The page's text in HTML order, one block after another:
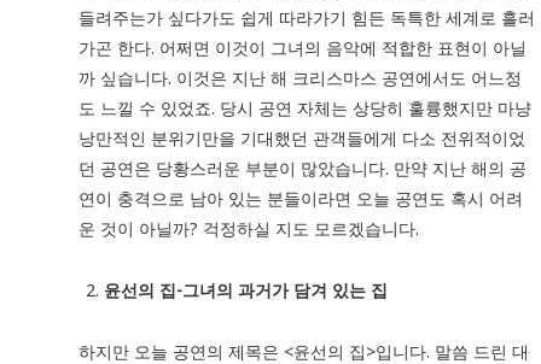
들려주는가 싶다가도 쉽게 따라가기 힘든 독특한 세계로 흘러
가곤 한다. 어쩌면 이것이 그녀의 음악에 적합한 표현이 아닐
까 싶습니다. 이것은 지난 해 크리스마스 공연에서도 어느정
도 느낄 수 있었죠. 당시 공연 자체는 상당히 훌륭했지만 마냥
낭만적인 분위기만을 기대했던 관객들에게 다소 전위적이었
던 공연은 당황스러운 부분이 많았습니다. 만약 지난 해의 공
연이 충격으로 남아 있는 분들이라면 오늘 공연도 혹시 어려
운 것이 아닐까? 걱정하실 지도 모르겠습니다.
윤선의 집-그녀의 과거가 담겨 있는 집
하지만 오늘 공연의 제목은 <윤선의 집>입니다. 말씀 드린 대